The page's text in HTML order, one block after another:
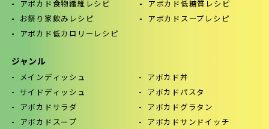
アボカド食物繊維レシピ アボカド低糖質レシピ
お祭り家飲みレシピ アボカドスープレシピ
アボカド低カロリーレシピ
ジャンル
メインディッシュ
サイドディッシュ
アボカドサラダ
アボカドスープ
アボカド丼
アボカドパスタ
アボカドグラタン
アボカドサンドイッチ